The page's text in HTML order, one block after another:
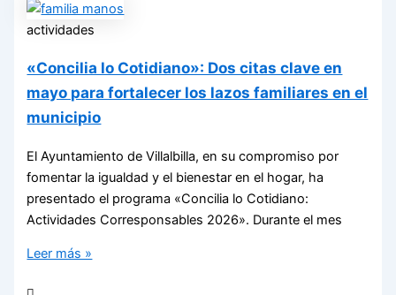
actividades
«Concilia lo Cotidiano»: Dos citas clave en
mayo para fortalecer los lazos familiares en el
municipio
El Ayuntamiento de Villalbilla, en su compromiso por
fomentar la igualdad y el bienestar en el hogar, ha
presentado el programa «Concilia lo Cotidiano:
Actividades Corresponsables 2026». Durante el mes
Leer más »